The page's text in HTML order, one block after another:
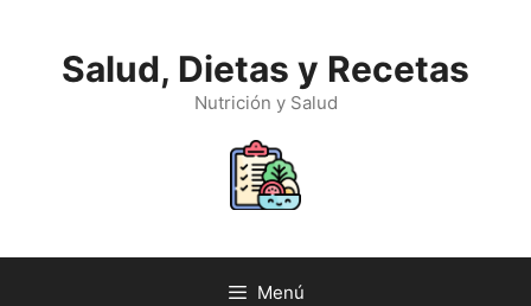
contenidoSalud, Dietas y Recetas
Nutrición y Salud
Menú